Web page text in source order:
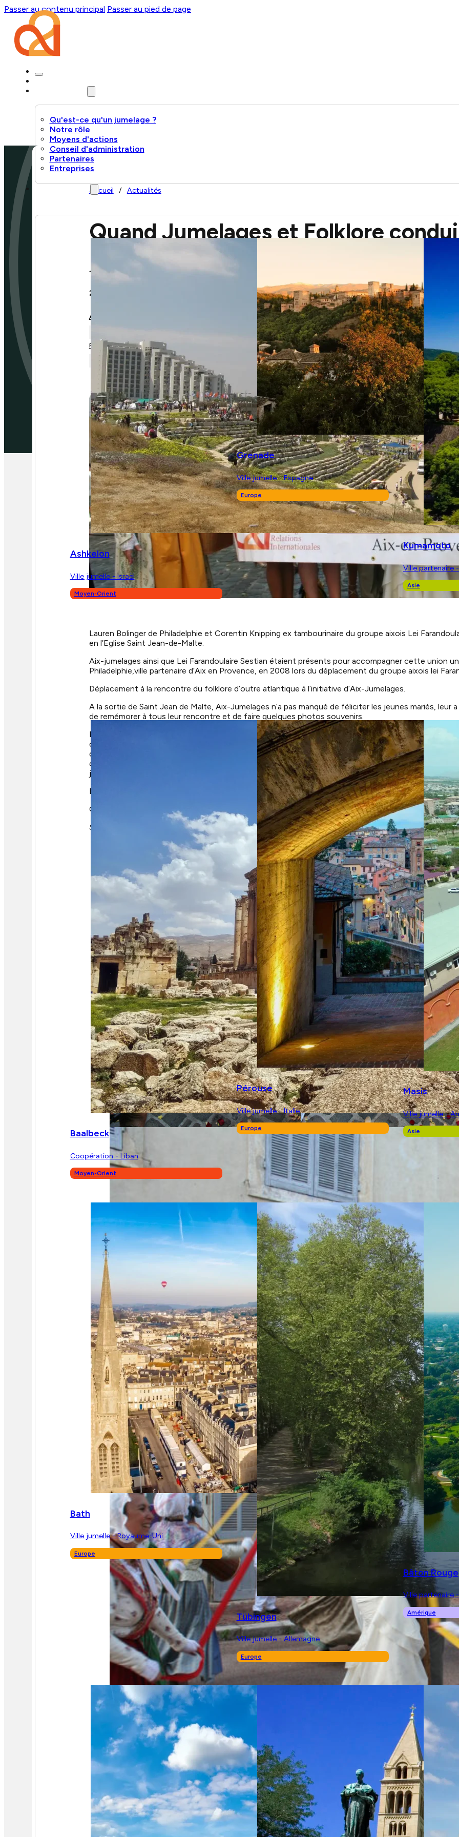
Passer au contenu principal Passer au pied de page
Qu'est-ce qu'un jumelage ?
Notre rôle
Moyens d'actions
Conseil d'administration
Partenaires
Entreprises
Villes jumelles
Ashkelon
Ville jumelle - Israël
Moyen-Orient
Baalbeck
Coopération - Liban
Moyen-Orient
Bath
Ville jumelle - Royaume-Uni
Europe
Grenade
Ville jumelle - Espagne
Europe
Pérouse
Ville jumelle - Italie
Europe
Tübingen
Ville jumelle - Allemagne
Europe
Kumamoto
Ville partenaire
Asie
Masis
Ville jumelle -
Asie
Bâton Rouge
Ville partenaire
Amérique
Accueil / Actualités
Quand Jumelages et Folklore
15/07/2013
2 min
AIX-EN-PROVENCE
PHILADELPHIE
Lauren Bolinger de Philadelphie et Corentin Knipping ex tambourinaire du groupe aixois Lei
en l’Eglise Saint Jean-de-Malte.
Aix-jumelages ainsi que Lei Farandoulaire Sestian étaient présents pour accompagner cette union
Philadelphie,ville partenaire d’Aix en Provence, en 2008 lors du déplacement du groupe aixois lei
Déplacement à la rencontre du folklore d’outre atlantique à l’initiative d’Aix-Jumelages.
A la sortie de Saint Jean de Malte, Aix-Jumelages n’a pas manqué de féliciter les jeunes mariés,
de remémorer à tous leur rencontre et de faire quelques photos souvenirs.
Le groupe Lei Farandoulaire Sestian a animé le mariage de Corentin, leur ancien tambourinaire,
de l’église, sous une haie d’honneur d’arceaux fleuris, le traditionnel saut de la barre , pour les
d’honneur, la danse des cordelles où les mariés ont tenu le mât symbolisant leur nouvelle union.
des convives,dont beaucoup venus de pays étrangers étaient ravis de découvrir, entres autres, la
joint. Parmi les nombreux invités, qui n’avaient pas hésité à faire le déplacement, se trouvait la
Encore toutes nos très sincères félicitations à Lauren et Corentin.
Que Jumelages et folklore fassent encore de très nombreux heureux!
Sylvana, Marie-France et Helmut DOPPELGATZ pour Aix-Jumelages et Lei Farandoulaire Sestian